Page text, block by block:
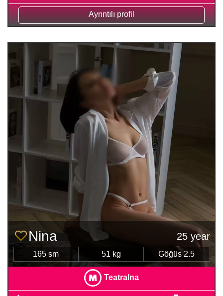
Ayrıntılı profil
Nina 25 year
165 sm 51 kg Göğüs 2.5
Teatralna